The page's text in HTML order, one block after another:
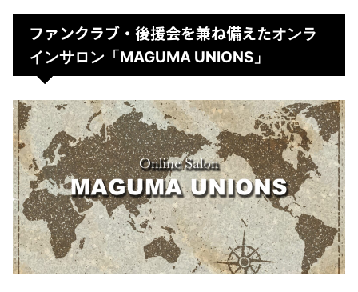
ファンクラブ・後援会を兼ね備えたオンラ
インサロン「MAGUMA UNIONS」